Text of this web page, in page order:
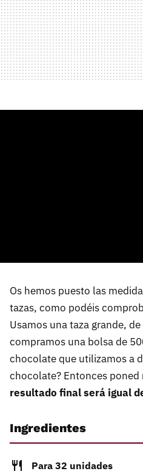
Os hemos puesto las
tazas, como podéis
Usamos una taza grande,
compramos una bolsa de
chocolate que utilizamos a
chocolate? Entonces poned
resultado final será igual
Ingredientes
Para 32 unidades